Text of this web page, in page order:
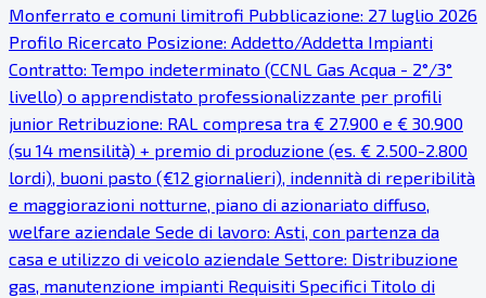
Monferrato e comuni limitrofi Pubblicazione: 27 luglio 2026
Profilo Ricercato Posizione: Addetto/Addetta Impianti
Contratto: Tempo indeterminato (CCNL Gas Acqua - 2°/3°
livello) o apprendistato professionalizzante per profili
junior Retribuzione: RAL compresa tra € 27.900 e € 30.900
(su 14 mensilità) + premio di produzione (es. € 2.500-2.800
lordi), buoni pasto (€12 giornalieri), indennità di reperibilità
e maggiorazioni notturne, piano di azionariato diffuso,
welfare aziendale Sede di lavoro: Asti, con partenza da
casa e utilizzo di veicolo aziendale Settore: Distribuzione
gas, manutenzione impianti Requisiti Specifici Titolo di